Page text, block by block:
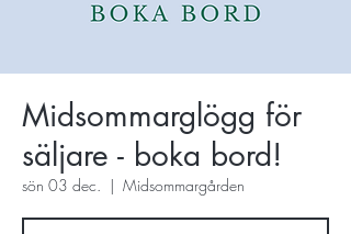
Midsommarglögg för
säljare - boka bord!
sön 03 dec.
  |
Midsommargården